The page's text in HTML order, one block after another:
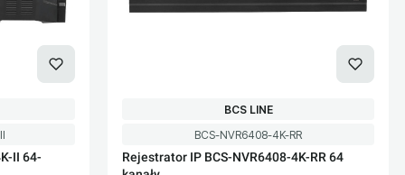
II 64-
Kod produktu
BCS-NVR6408-4K-RR
Rejestrator IP BCS-NVR6408-4K-RR 64
PRODUCENT
BCS LINE